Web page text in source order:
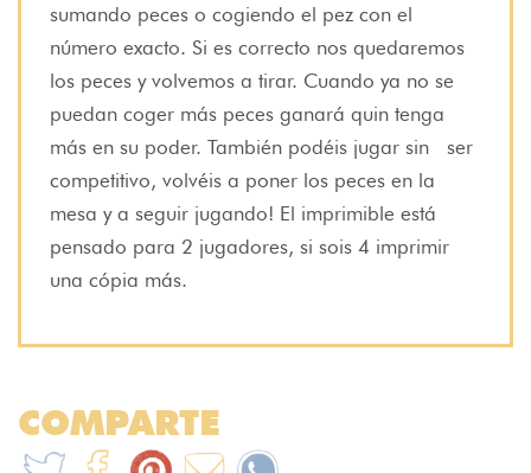
sumando peces o cogiendo el pez con el
número exacto. Si es correcto nos quedaremos
los peces y volvemos a tirar. Cuando ya no se
puedan coger más peces ganará quin tenga
más en su poder. También podéis jugar sin ser
competitivo, volvéis a poner los peces en la
mesa y a seguir jugando! El imprimible está
pensado para 2 jugadores, si sois 4 imprimir
una cópia más.
COMPARTE